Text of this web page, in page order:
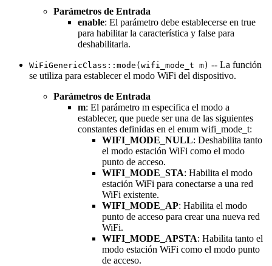
Parámetros de Entrada
enable: El parámetro debe establecerse en true
para habilitar la característica y false para
deshabilitarla.
WiFiGenericClass::mode(wifi_mode_t m) -- La función
se utiliza para establecer el modo WiFi del dispositivo.
Parámetros de Entrada
m: El parámetro m especifica el modo a
establecer, que puede ser una de las siguientes
constantes definidas en el enum wifi_mode_t:
WIFI_MODE_NULL: Deshabilita tanto
el modo estación WiFi como el modo
punto de acceso.
WIFI_MODE_STA: Habilita el modo
estación WiFi para conectarse a una red
WiFi existente.
WIFI_MODE_AP: Habilita el modo
punto de acceso para crear una nueva red
WiFi.
WIFI_MODE_APSTA: Habilita tanto el
modo estación WiFi como el modo punto
de acceso.